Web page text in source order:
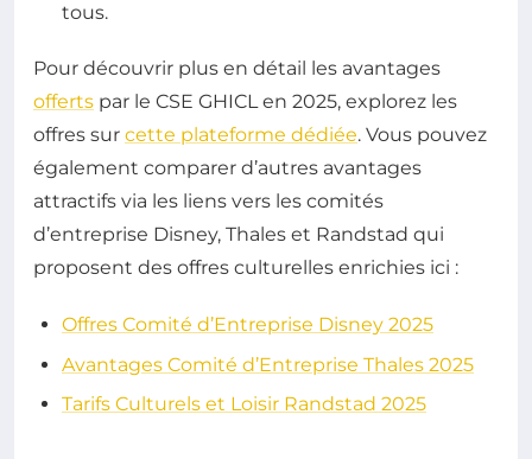
tous.
Pour découvrir plus en détail les avantages
offerts par le CSE GHICL en 2025, explorez les
offres sur cette plateforme dédiée. Vous pouvez
également comparer d’autres avantages
attractifs via les liens vers les comités
d’entreprise Disney, Thales et Randstad qui
proposent des offres culturelles enrichies ici :
Offres Comité d’Entreprise Disney 2025
Avantages Comité d’Entreprise Thales 2025
Tarifs Culturels et Loisir Randstad 2025